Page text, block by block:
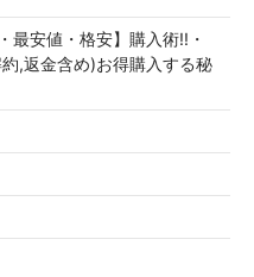
最安値・格安】購入術!!・
,返金含め)お得購入する秘